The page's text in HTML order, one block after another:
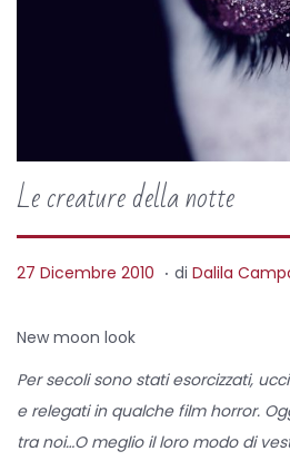
Le creature della notte
P
s
27 Dicembre 2010 9. di Dalila
New moon look
Per secoli sono stati esorcizzati,
e relegati in qualche film horror.
tra noi…O meglio il loro modo di